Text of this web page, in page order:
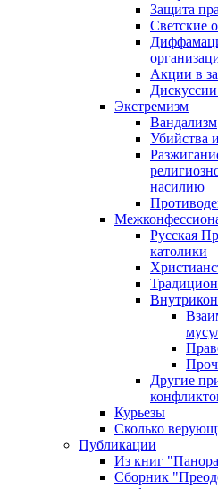
Защита
Светские
Акции в
Экстремизм
Вандализм
Убийства
насилию
Русская
католики
Другие
Курьезы
Сколько
Публикации
Из книг
Сборник